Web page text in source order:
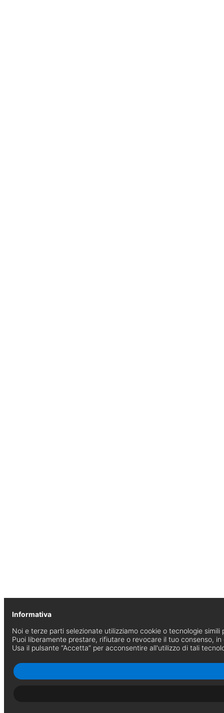
Informativa
Noi e terze parti selezionate utilizziamo cookie o tecnologie
Puoi liberamente prestare, rifiutare o revocare il tuo consenso, in
Usa il pulsante “Accetta” per acconsentire all'utilizzo di tali